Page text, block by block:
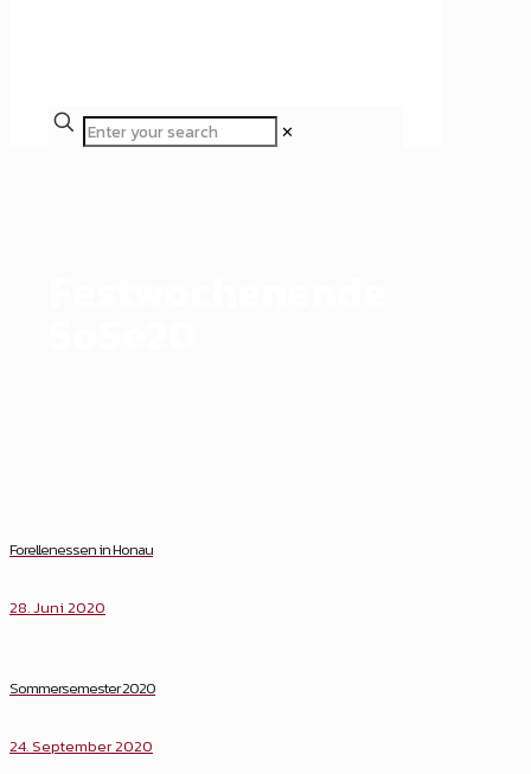
✕
Forellenessen in Honau
28. Juni 2020
Sommersemester 2020
24. September 2020